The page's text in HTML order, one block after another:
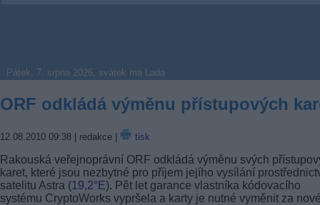
Pátek, 7. srpna 2026, svátek má Lada
ORF odkládá výměnu přístupových
12.08.2010 09:38 | redakce | tisk
Rakouská veřejnoprávní ORF odkládá výměnu svých
karet, které jsou nezbytné pro příjem jejího vysílání
satelitu Astra (19,2°E). Pět let garance vlastníka kódovacího
systému CryptoWorks vypršela a karty je nutné vyměnit za